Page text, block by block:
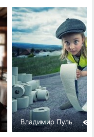
Владимир Пуль